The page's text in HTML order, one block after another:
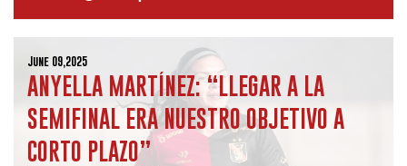
June 09,2025
ANYELLA MARTÍNEZ: “LLEGAR A LA
SEMIFINAL ERA NUESTRO OBJETIVO A
CORTO PLAZO”